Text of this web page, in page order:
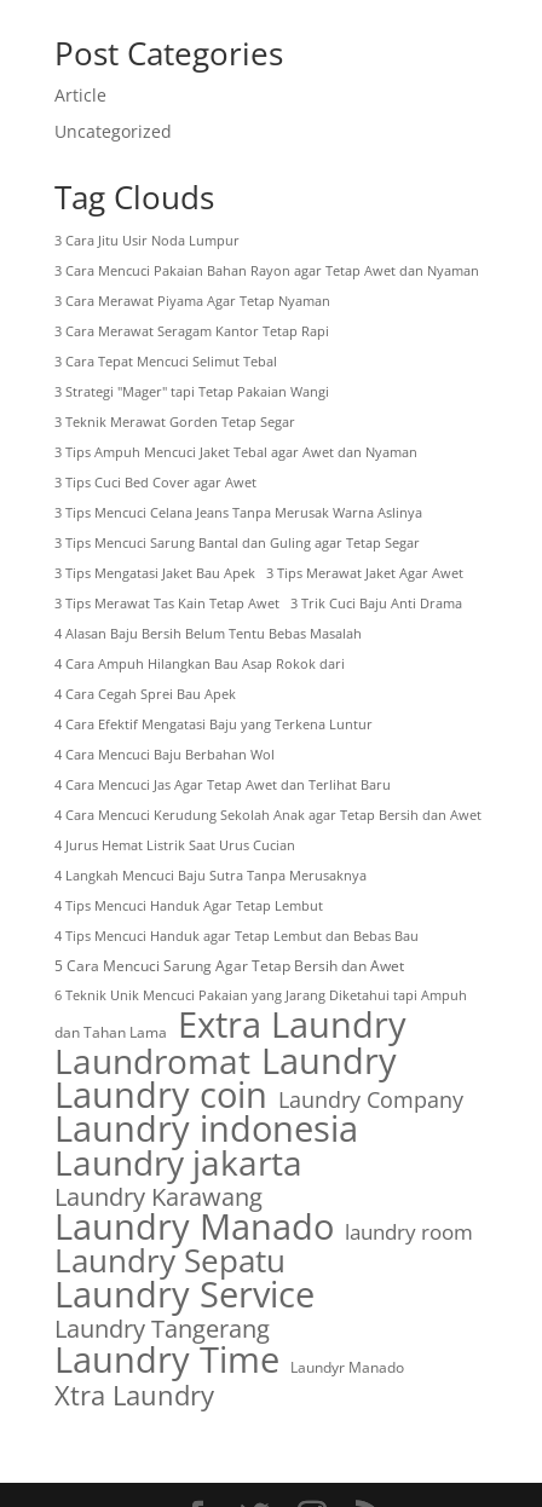
Post Categories
Article
Uncategorized
Tag Clouds
3 Cara Jitu Usir Noda Lumpur
3 Cara Mencuci Pakaian Bahan Rayon agar Tetap Awet dan Nyaman
3 Cara Merawat Piyama Agar Tetap Nyaman
3 Cara Merawat Seragam Kantor Tetap Rapi
3 Cara Tepat Mencuci Selimut Tebal
3 Strategi "Mager" tapi Tetap Pakaian Wangi
3 Teknik Merawat Gorden Tetap Segar
3 Tips Ampuh Mencuci Jaket Tebal agar Awet dan Nyaman
3 Tips Cuci Bed Cover agar Awet
3 Tips Mencuci Celana Jeans Tanpa Merusak Warna Aslinya
3 Tips Mencuci Sarung Bantal dan Guling agar Tetap Segar
3 Tips Mengatasi Jaket Bau Apek
3 Tips Merawat Jaket Agar Awet
3 Tips Merawat Tas Kain Tetap Awet
3 Trik Cuci Baju Anti Drama
4 Alasan Baju Bersih Belum Tentu Bebas Masalah
4 Cara Ampuh Hilangkan Bau Asap Rokok dari
4 Cara Cegah Sprei Bau Apek
4 Cara Efektif Mengatasi Baju yang Terkena Luntur
4 Cara Mencuci Baju Berbahan Wol
4 Cara Mencuci Jas Agar Tetap Awet dan Terlihat Baru
4 Cara Mencuci Kerudung Sekolah Anak agar Tetap Bersih dan Awet
4 Jurus Hemat Listrik Saat Urus Cucian
4 Langkah Mencuci Baju Sutra Tanpa Merusaknya
4 Tips Mencuci Handuk Agar Tetap Lembut
4 Tips Mencuci Handuk agar Tetap Lembut dan Bebas Bau
5 Cara Mencuci Sarung Agar Tetap Bersih dan Awet
6 Teknik Unik Mencuci Pakaian yang Jarang Diketahui tapi Ampuh
dan Tahan Lama Extra Laundry
Laundromat Laundry
Laundry coin Laundry Company
Laundry indonesia
Laundry jakarta
Laundry Karawang
Laundry Manado laundry room
Laundry Sepatu
Laundry Service
Laundry Tangerang
Laundry Time Laundyr Manado
Xtra Laundry